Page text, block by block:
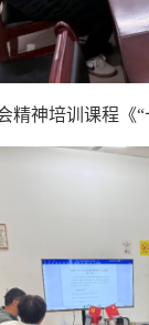
精神培训课程《